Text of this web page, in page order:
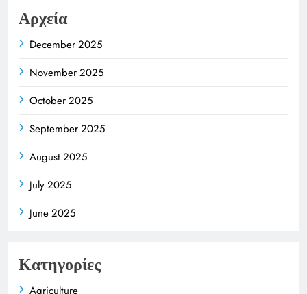
Αρχεία
December 2025
November 2025
October 2025
September 2025
August 2025
July 2025
June 2025
Κατηγορίες
Agriculture